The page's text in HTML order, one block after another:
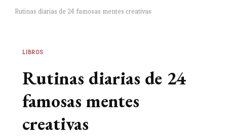
Rutinas diarias de 24 famosas mentes creativas
LIBROS
Rutinas diarias de 24
famosas mentes
creativas